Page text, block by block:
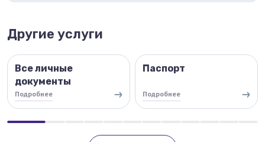
Другие услуги
Все личные
документы
Подробнее
Паспорт
Подробнее